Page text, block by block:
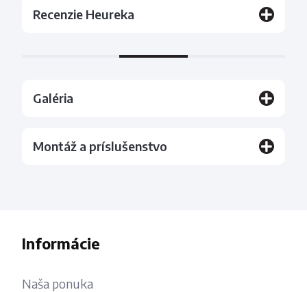
Recenzie Heureka
Galéria
Montáž a príslušenstvo
Informácie
Naša ponuka